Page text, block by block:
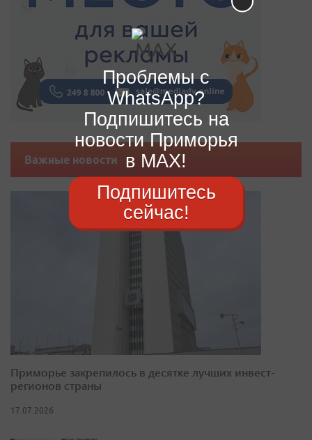
Важные новости
Приморье закрепилось в десятке лучших инвест-
регионов страны
17.07.2026
Проблемы с
WhatsApp?
Подпишитесь на
новости Приморья
в MAX!
Подпишитесь
сейчас!